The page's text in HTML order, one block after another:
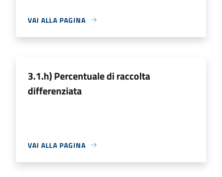
VAI ALLA PAGINA
3.1.h) Percentuale di raccolta
differenziata
VAI ALLA PAGINA